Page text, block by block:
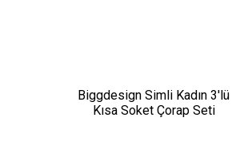
Biggdesign Simli Kadın 3'lü
Kısa Soket Çorap Seti